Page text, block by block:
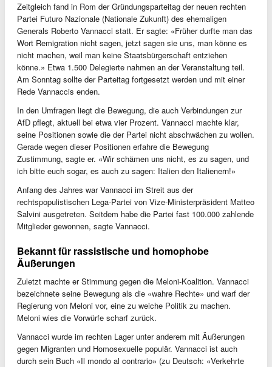
Zeitgleich fand in Rom der Gründungsparteitag der neuen rechten
Partei Futuro Nazionale (Nationale Zukunft) des ehemaligen
Generals Roberto Vannacci statt. Er sagte: «Früher durfte man das
Wort Remigration nicht sagen, jetzt sagen sie uns, man könne es
nicht machen, weil man keine Staatsbürgerschaft entziehen
könne.» Etwa 1.500 Delegierte nahmen an der Veranstaltung teil.
Am Sonntag sollte der Parteitag fortgesetzt werden und mit einer
Rede Vannaccis enden.
In den Umfragen liegt die Bewegung, die auch Verbindungen zur
AfD pflegt, aktuell bei etwa vier Prozent. Vannacci machte klar,
seine Positionen sowie die der Partei nicht abschwächen zu wollen.
Gerade wegen dieser Positionen erfahre die Bewegung
Zustimmung, sagte er. «Wir schämen uns nicht, es zu sagen, und
ich bitte euch sogar, es auch zu sagen: Italien den Italienern!»
Anfang des Jahres war Vannacci im Streit aus der
rechtspopulistischen Lega-Partei von Vize-Ministerpräsident Matteo
Salvini ausgetreten. Seitdem habe die Partei fast 100.000 zahlende
Mitglieder gewonnen, sagte Vannacci.
Bekannt für rassistische und homophobe
Äußerungen
Zuletzt machte er Stimmung gegen die Meloni-Koalition. Vannacci
bezeichnete seine Bewegung als die «wahre Rechte» und warf der
Regierung von Meloni vor, eine zu weiche Politik zu machen.
Meloni wies die Vorwürfe scharf zurück.
Vannacci wurde im rechten Lager unter anderem mit Äußerungen
gegen Migranten und Homosexuelle populär. Vannacci ist auch
durch sein Buch «Il mondo al contrario» (zu Deutsch: «Verkehrte